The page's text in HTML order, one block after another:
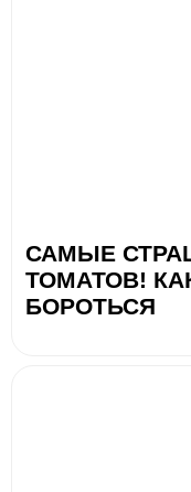
САМЫЕ
ТОМАТОВ!
БОРОТЬСЯ